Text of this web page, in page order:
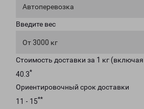
Автоперевозка
Введите вес
От 3000 кг
Стоимость доставки за 1 кг
40.3*
Ориентировочный срок доставки
11 - 15**